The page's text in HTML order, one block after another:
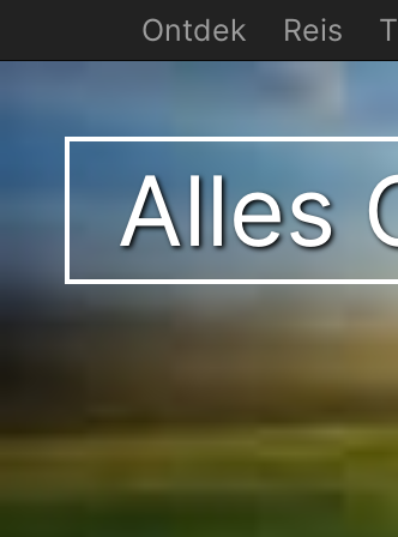
Alles
Ontdek Reis